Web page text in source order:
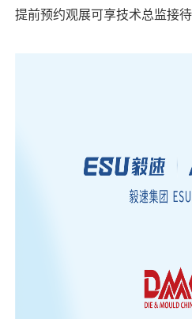
提前预约观展可享技术总监接待